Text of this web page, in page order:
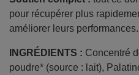
pour récupérer plus
améliorer leurs performances.
INGRÉDIENTS : Concentré
poudre* (source : lait),